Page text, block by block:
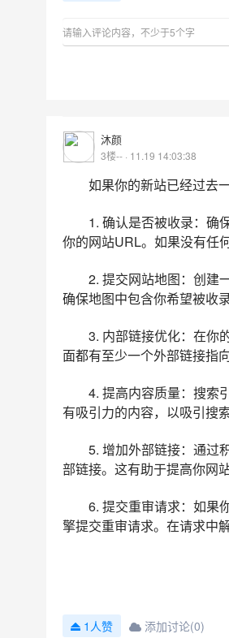
沐颜
3楼-- · 11.19 14:03:38
如果你的新站已经过去
1. 确认是否被收录：确
你的网站URL。如果没有任
2. 提交网站地图：创建
确保地图中包含你希望被收
3. 内部链接优化：在你
面都有至少一个外部链接指
4. 提高内容质量：搜索
有吸引力的内容，以吸引搜
5. 增加外部链接：通过
部链接。这有助于提高你网
6. 提交重审请求：如果
擎提交重审请求。在请求中
1人赞 添加讨论(0)